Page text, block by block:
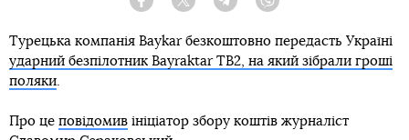
Facebook Twitter Telegram
Турецька компанія Baykar безкоштовно передасть Україні
ударний безпілотник Bayraktar TB2, на який зібрали гроші
поляки.
Про це повідомив ініціатор збору коштів журналіст